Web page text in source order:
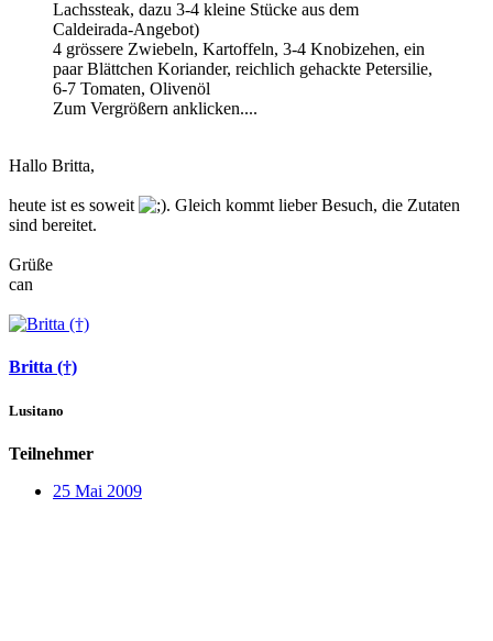
Lachssteak, dazu 3-4 kleine Stücke aus dem
Caldeirada-Angebot)
4 grössere Zwiebeln, Kartoffeln, 3-4 Knobizehen, ein
paar Blättchen Koriander, reichlich gehackte Petersilie,
6-7 Tomaten, Olivenöl
Zum Vergrößern anklicken....
Hallo Britta,
heute ist es soweit
. Gleich kommt lieber Besuch, die Zutaten
sind bereitet.
Grüße
can
Britta (†)
Lusitano
Teilnehmer
25 Mai 2009